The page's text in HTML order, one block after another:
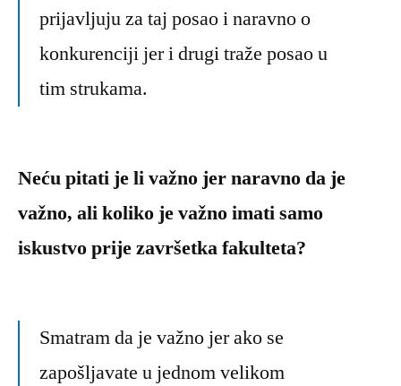
prijavljuju za taj posao i naravno o
konkurenciji jer i drugi traže posao u
tim strukama.
Neću pitati je li važno jer naravno da je
važno, ali koliko je važno imati samo
iskustvo prije završetka fakulteta?
Smatram da je važno jer ako se
zapošljavate u jednom velikom